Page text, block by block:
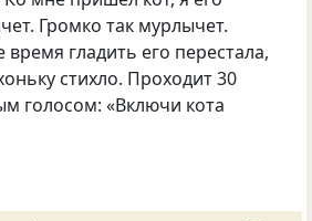
Громко так мурлычет.
гладить его перестала,
стихло. Проходит 30
голосом: «Включи кота